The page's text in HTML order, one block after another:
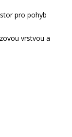
pro pohyb
vrstvou a